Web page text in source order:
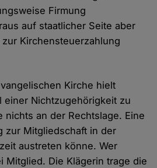
Firmung
auf staatlicher Seite aber
Kirchensteuerzahlung
Kirche hielt
einer Nichtzugehörigkeit zu
nichts an der Rechtslage. Eine
zur Mitgliedschaft in der
austreten könne. Wer
Mitglied. Die Klägerin trage die